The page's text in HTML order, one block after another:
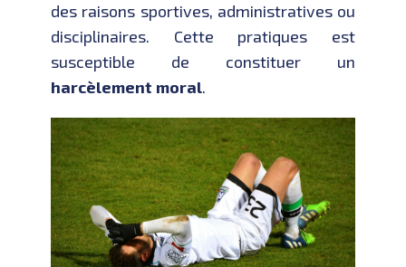
des raisons sportives, administratives ou
disciplinaires. Cette pratiques est
susceptible de constituer un
harcèlement moral.